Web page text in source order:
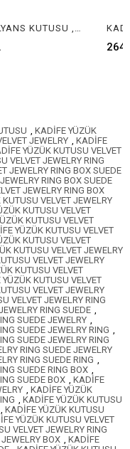
KADİFE ALYANS KUTUSU , KADİFE KOLDÜĞME KUTUSU, KADİFE YÜZÜK KUTUSU , JEWELRY WEDDING RING BOX, CUFFLINK BOX, JEWELRY RING BOX
, KADİFE YÜZÜK
JEWELRY , KADİFE
YÜZÜK KUTUSU VELVET
VELVET JEWELRY RING
JEWELRY RING BOX SUEDE
RING BOX SUEDE
JEWELRY RING BOX
VELVET JEWELRY
KUTUSU VELVET
KUTUSU VELVET
YÜZÜK KUTUSU VELVET
KUTUSU VELVET
KUTUSU VELVET JEWELRY
VELVET JEWELRY
KUTUSU VELVET
KUTUSU VELVET
VELVET JEWELRY
VELVET JEWELRY RING
RING SUEDE ,
SUEDE JEWELRY ,
SUEDE JEWELRY RING ,
SUEDE JEWELRY RING
RING SUEDE JEWELRY
RING SUEDE RING ,
SUEDE RING BOX ,
SUEDE BOX , KADİFE
, KADİFE YÜZÜK
, KADİFE YÜZÜK KUTUSU
, KADİFE YÜZÜK KUTUSU
YÜZÜK KUTUSU VELVET
VELVET JEWELRY RING
BOX , KADİFE